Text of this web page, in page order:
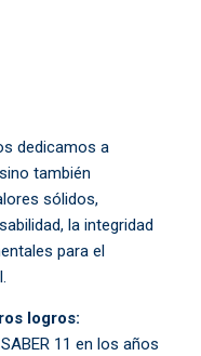
dedicamos a
también
sólidos,
la integridad
para el
logros:
11 en los años